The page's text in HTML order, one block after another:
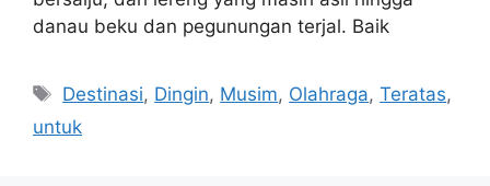
danau beku dan pegunungan terjal. Baik
Tags
Destinasi, Dingin, Musim, Olahraga,Teratas,
untuk